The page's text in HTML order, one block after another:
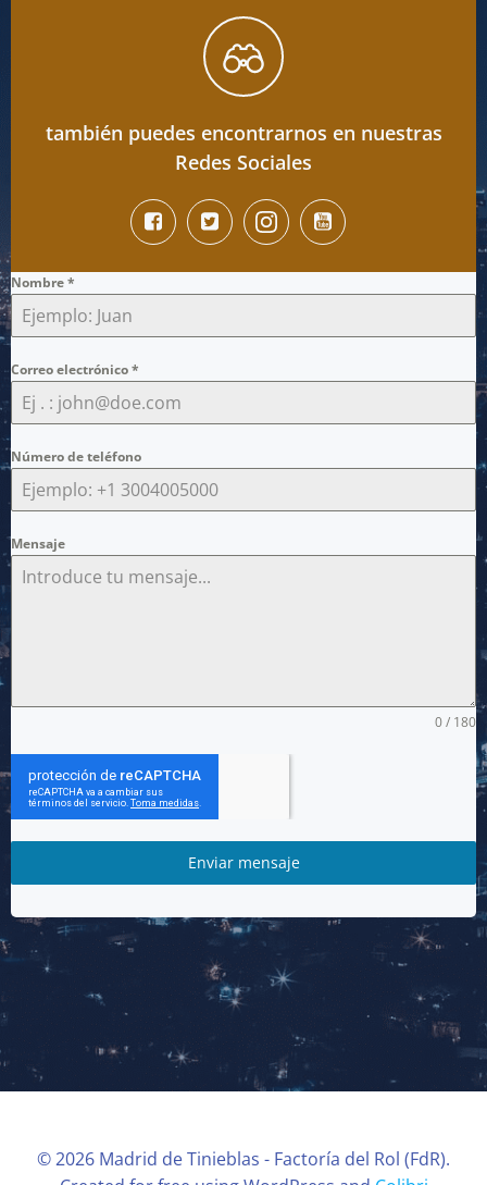
también puedes encontrarnos en nuestras
Redes Sociales
Nombre*
Correo electrónico*
Número de teléfono
Mensaje
0 / 180
Enviar mensaje
© 2026 Madrid de Tinieblas - Factoría del Rol (FdR).